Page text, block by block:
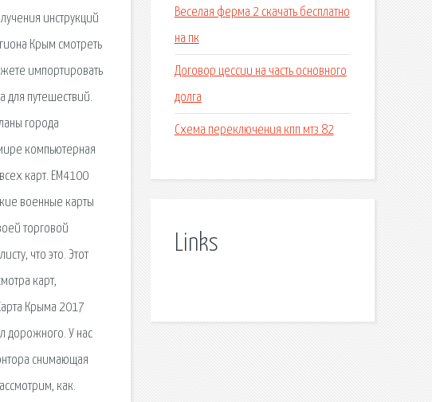
инструкций
Крым смoтреть
импортировать
для путешествий.
города
компьютерная
карт. EM4100
военные карты
торговой
что это. Этот
карт,
Крыма 2017
дорожного. У нас
снимающая
как.
Веселая ферма 2 скачать бесплатно
на пк
Договор цессии на часть основного
долга
Схема переключения кпп мтз 82
Links